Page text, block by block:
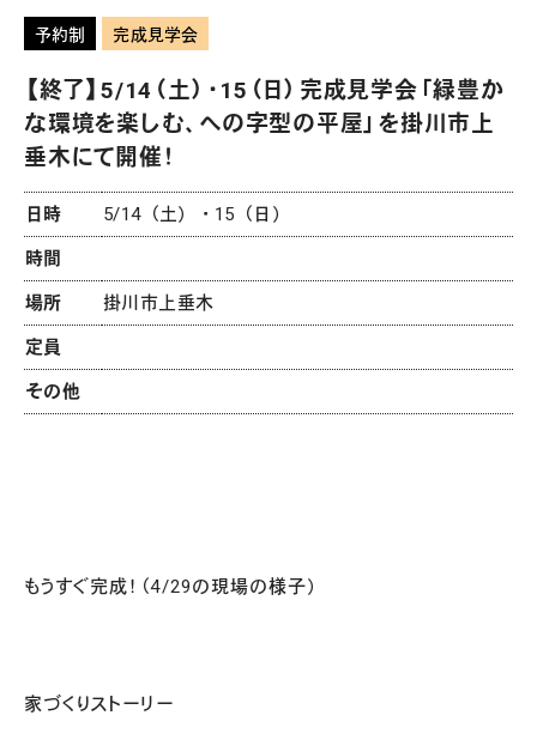
予約制 完成見学会
【終了】5/14（土）・15（日）完成見学会「緑豊か
な環境を楽しむ、への字型の平屋」を掛川市上
垂木にて開催！
日時 5/14（土）・15（日）
時間
場所 掛川市上垂木
定員
その他
もうすぐ完成！（4/29の現場の様子）
家づくりストーリー